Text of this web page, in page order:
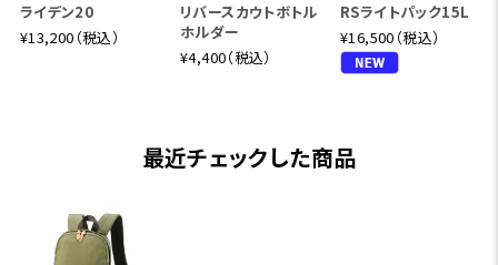
ライデン20
¥13,200（税込）
リバースカウトボトル
ホルダー
¥4,400（税込）
RSライトパック15L
¥16,500（税込）
最近チェックした商品